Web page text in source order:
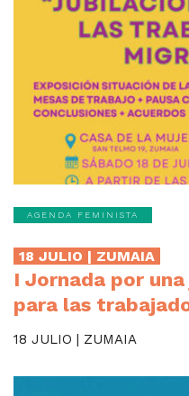
AGENDA FEMINISTA
18 JULIO | ZUMAIA
I Jornada por
para las
18 JULIO | ZUMAIA